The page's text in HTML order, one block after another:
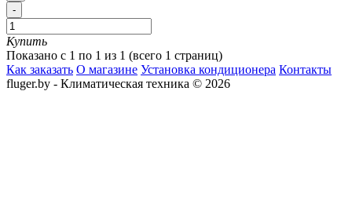
-
Купить
Показано с 1 по 1 из 1 (всего 1 страниц)
Как заказать О магазине Установка кондиционера Контакты
fluger.by - Климатическая техника © 2026